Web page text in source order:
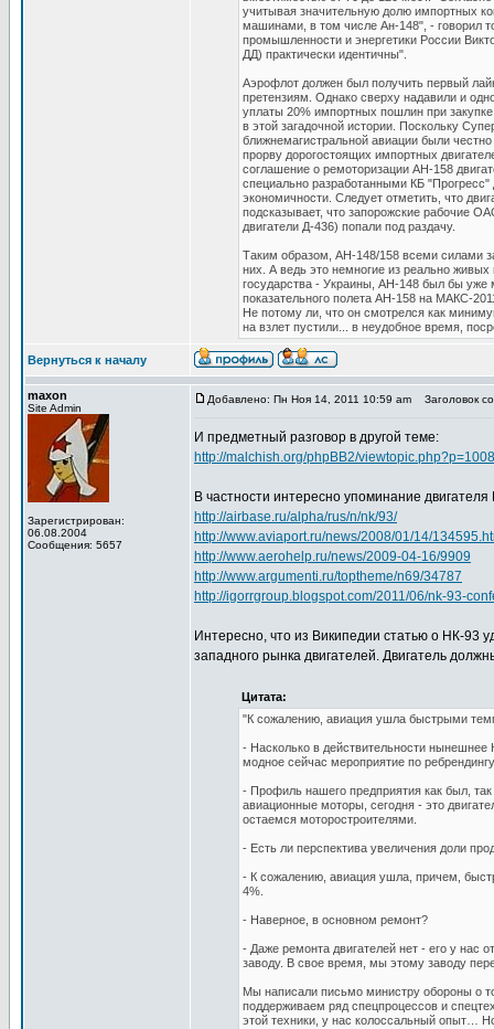
учитывая значительную долю импортных
машинами, в том числе Ан-148", - говорил
промышленности и энергетики России
ДД) практически идентичны".
Аэрофлот должен был получить первый
претензиям. Однако сверху надавили и
уплаты 20% импортных пошлин при
в этой загадочной истории. Поскольку
ближнемагистральной авиации были
прорву дорогостоящих импортных
соглашение о ремоторизации АН-158
специально разработанными КБ
экономичности. Следует отметить, что
подсказывает, что запорожские рабочие
двигатели Д-436) попали под раздачу.
Таким образом, АН-148/158 всеми силами
них. А ведь это немногие из реально
государства - Украины, АН-148 был бы уже
показательного полета АН-158 на МАКС-
Не потому ли, что он смотрелся как
на взлет пустили... в неудобное время,
Вернуться к началу
maxon
Site Admin
Зарегистрирован:
06.08.2004
Сообщения: 5657
Добавлено: Пн Ноя 14, 2011 10:59 am Заголовок
И предметный разговор в другой теме:
http://malchish.org/phpBB2/
В частности интересно упоминание
http://airbase.ru/alpha/rus/n/nk/93/
http://www.aviaport.ru/news/2008/01/14/
http://www.aerohelp.ru/news/2009-04-16/9909
http://www.argumenti.ru/toptheme/n69/34787
http://igorrgroup.blogspot.com/2011/06/nk-93-
Интересно, что из Википедии статью о НК-93
западного рынка двигателей. Двигатель
Цитата:
"К сожалению, авиация ушла быстрыми
- Насколько в действительности
модное сейчас мероприятие по
- Профиль нашего предприятия как был,
авиационные моторы, сегодня - это
остаемся моторостроителями.
- Есть ли перспектива увеличения доли
- К сожалению, авиация ушла, причем,
4%.
- Наверное, в основном ремонт?
- Даже ремонта двигателей нет - его у нас
заводу. В свое время, мы этому заводу
Мы написали письмо министру обороны о
поддерживаем ряд спецпроцессов и
этой техники, у нас колоссальный опыт…